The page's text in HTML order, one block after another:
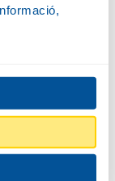
heroi o